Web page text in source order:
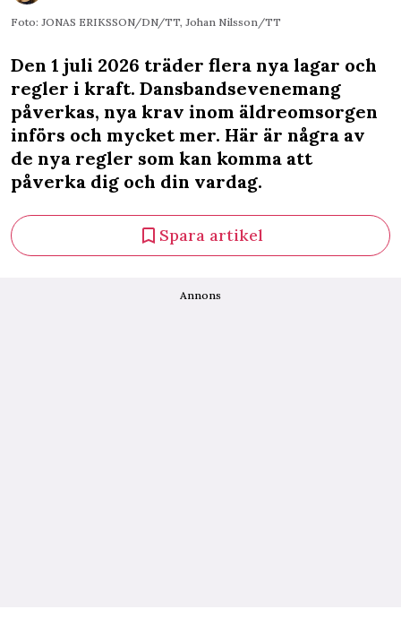
Foto: JONAS ERIKSSON/DN/TT, Johan Nilsson/TT
Den 1 juli 2026 träder flera nya lagar och
regler i kraft. Dansbandsevenemang
påverkas, nya krav inom äldreomsorgen
införs och mycket mer. Här är några av
de nya regler som kan komma att
påverka dig och din vardag.
Spara artikel
Annons